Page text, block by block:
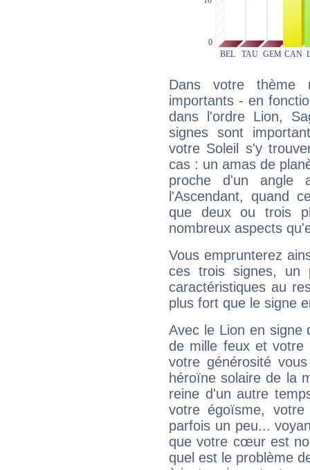
Dans votre thème
importants - en
dans l'ordre Lion,
signes sont
votre Soleil s'y
cas : un amas de
proche d'un
l'Ascendant, quand
que deux ou trois
nombreux aspects
Vous emprunterez
ces trois signes, un
caractéristiques au
plus fort que le signe
Avec le Lion en signe
de mille feux et votre
votre générosité
héroïne solaire de la
reine d'un autre
votre égoïsme,
parfois un peu...
que votre cœur est
quel est le problème